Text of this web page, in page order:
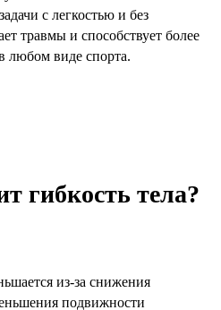
с легкостью и без
травмы и способствует более
любом виде спорта.
гибкость тела?
из-за снижения
подвижности